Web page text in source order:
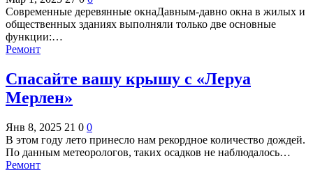
Современные деревянные окнаДавным-давно окна в жилых и
общественных зданиях выполняли только две основные
функции:…
Ремонт
Спасайте вашу крышу с «Леруа
Мерлен»
Янв 8, 2025 21 0 0
В этом году лето принесло нам рекордное количество дождей.
По данным метеорологов, таких осадков не наблюдалось…
Ремонт